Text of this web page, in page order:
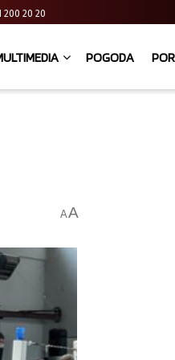
200 20 20
POGODA
AA